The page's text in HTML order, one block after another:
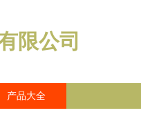
限公司
产品大全